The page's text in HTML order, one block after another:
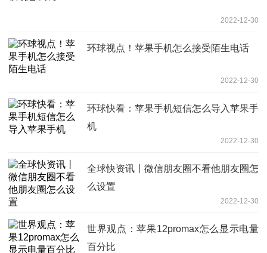
2022-12-30
环球视点！苹果手机怎么接受陌生电话
2022-12-30
环球快看：苹果手机短信怎么导入苹果手
机
2022-12-30
全球快资讯丨微信朋友圈不看他朋友圈怎
么设置
2022-12-30
世界观点：苹果12promax怎么显示电量
百分比